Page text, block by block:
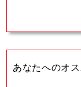
あなたへのオ